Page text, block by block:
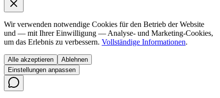
Wir verwenden notwendige Cookies für den Betrieb der Website
und — mit Ihrer Einwilligung — Analyse- und Marketing-Cookies,
um das Erlebnis zu verbessern. Vollständige Informationen.
Alle akzeptieren
Ablehnen
Einstellungen anpassen